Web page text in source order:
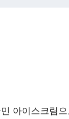
아이스크림